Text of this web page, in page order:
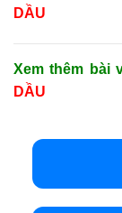
DẦU
Xem thêm bài
DẦU